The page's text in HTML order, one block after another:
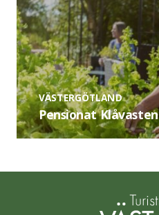
VÄSTERGÖTLAND
Pensionat Klåvasten